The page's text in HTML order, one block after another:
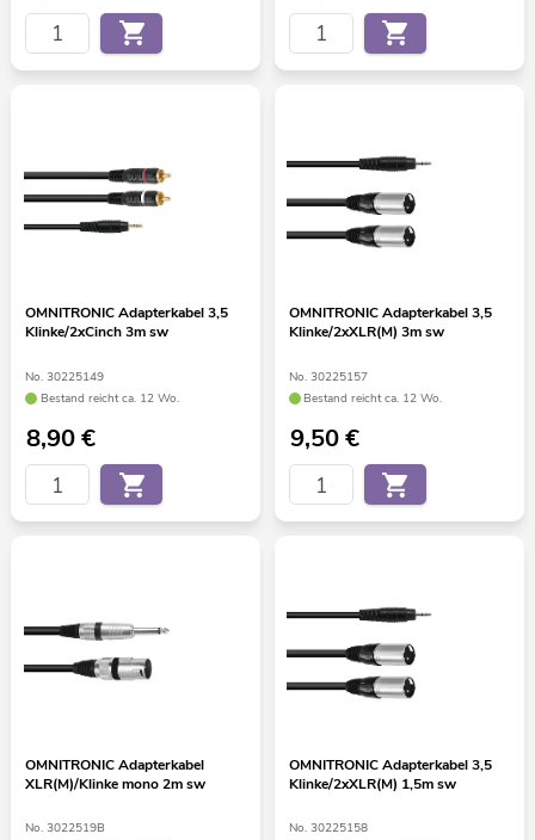
OMNITRONIC Adapterkabel 3,5
Klinke/2xCinch 3m sw
No. 30225149
Bestand reicht ca. 12 Wo.
8,90€
OMNITRONIC Adapterkabel 3,5
Klinke/2xXLR(M) 3m sw
No. 30225157
Bestand reicht ca. 12 Wo.
9,50€
OMNITRONIC Adapterkabel
XLR(M)/Klinke mono 2m sw
No. 3022519B
OMNITRONIC Adapterkabel 3,5
Klinke/2xXLR(M) 1,5m sw
No. 30225158